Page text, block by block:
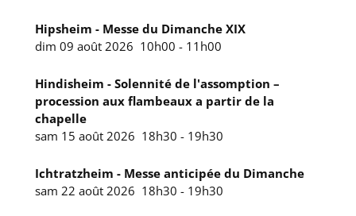
Hipsheim - Messe du Dimanche XIX
dim 09 août 2026 10h00 - 11h00
Hindisheim - Solennité de l'assomption –
procession aux flambeaux a partir de la
chapelle
sam 15 août 2026 18h30 - 19h30
Ichtratzheim - Messe anticipée du Dimanche
sam 22 août 2026 18h30 - 19h30